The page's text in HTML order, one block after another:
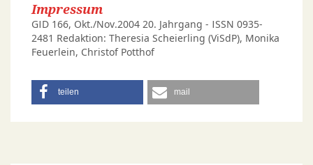
Impressum
GID 166, Okt./Nov.2004 20. Jahrgang - ISSN 0935-
2481 Redaktion: Theresia Scheierling (ViSdP), Monika
Feuerlein, Christof Potthof
teilen mail